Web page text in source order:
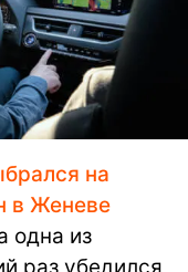
на
в Женеве
одна из